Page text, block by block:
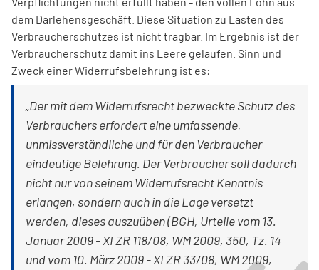
dem Darlehensgeschäft. Diese Situation zu Lasten des
Verbraucherschutzes ist nicht tragbar. Im Ergebnis ist der
Verbraucherschutz damit ins Leere gelaufen. Sinn und
Zweck einer Widerrufsbelehrung ist es:
„Der mit dem Widerrufsrecht bezweckte Schutz des
Verbrauchers erfordert eine umfassende,
unmissverständliche und für den Verbraucher
eindeutige Belehrung. Der Verbraucher soll dadurch
nicht nur von seinem Widerrufsrecht Kenntnis
erlangen, sondern auch in die Lage versetzt
werden, dieses auszuüben (BGH, Urteile vom 13.
Januar 2009 - XI ZR 118/08, WM 2009, 350, Tz. 14
und vom 10. März 2009 - XI ZR 33/08, WM 2009,